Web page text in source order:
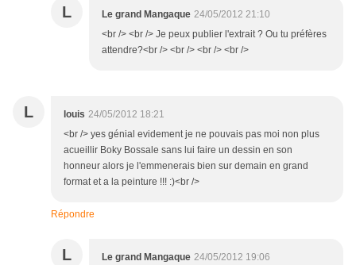
L Le grand Mangaque 24/05/2012 21:10
<br /> <br /> Je peux publier l'extrait ? Ou tu préfères
attendre?<br /> <br /> <br /> <br />
L louis 24/05/2012 18:21
<br /> yes génial evidement je ne pouvais pas moi non plus
acueillir Boky Bossale sans lui faire un dessin en son
honneur alors je l'emmenerais bien sur demain en grand
format et a la peinture !!! :)<br />
Répondre
L Le grand Mangaque 24/05/2012 19:06